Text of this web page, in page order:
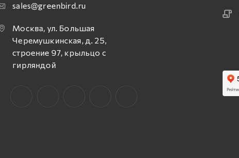
sales@greenbird.ru
Москва, ул. Большая
Черемушкинская, д. 25,
строение 97, крыльцо с
гирляндой